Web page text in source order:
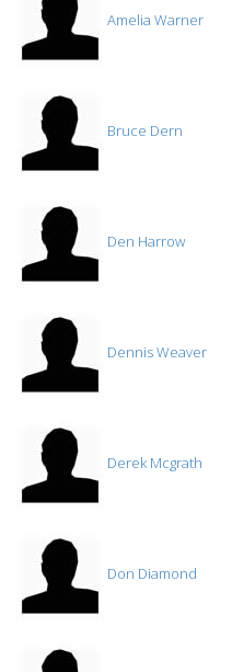
Amelia Warner
Bruce Dern
Den Harrow
Dennis Weaver
Derek Mcgrath
Don Diamond